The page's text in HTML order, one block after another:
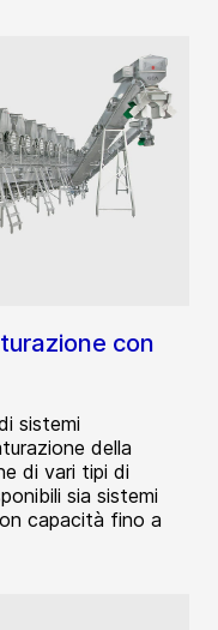
con
sistemi
della
di vari tipi di
sia sistemi
capacità fino a